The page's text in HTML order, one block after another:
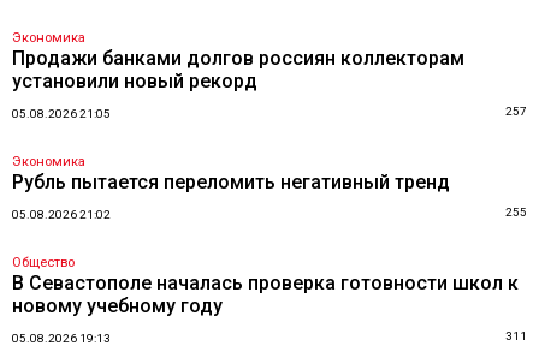
Экономика
Продажи банками долгов россиян коллекторам
установили новый рекорд
05.08.2026 21:05 257
Экономика
Рубль пытается переломить негативный тренд
05.08.2026 21:02 255
Общество
В Севастополе началась проверка готовности школ к
новому учебному году
05.08.2026 19:13 311